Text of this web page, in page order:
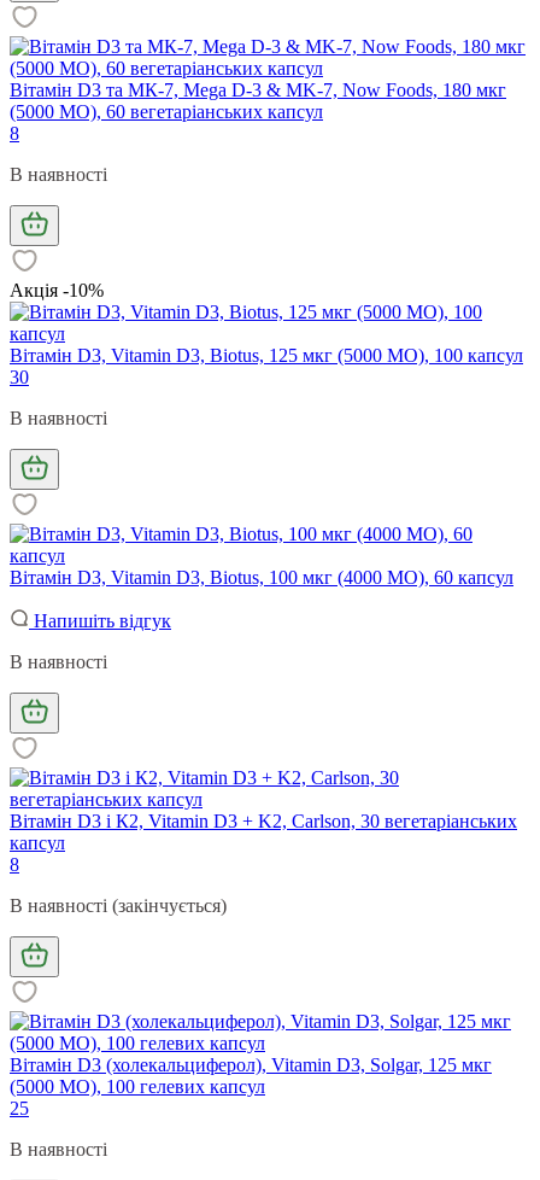
Вітамін D3 та МК-7, Mega D-3 & MK-7, Now Foods, 180 мкг
(5000 МО), 60 вегетаріанських капсул
8
В наявності
Акція -10%
Вітамін D3, Vitamin D3, Biotus, 125 мкг (5000 МО), 100 капсул
30
В наявності
Вітамін D3, Vitamin D3, Biotus, 100 мкг (4000 МО), 60 капсул
Напишіть відгук
В наявності
Вітамін D3 і К2, Vitamin D3 + K2, Carlson, 30 вегетаріанських
капсул
8
В наявності (закінчується)
Вітамін D3 (холекальциферол), Vitamin D3, Solgar, 125 мкг
(5000 МО), 100 гелевих капсул
25
В наявності